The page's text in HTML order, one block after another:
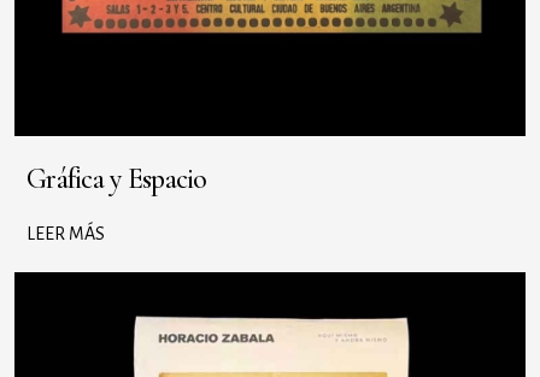
Gráfica y Espacio
LEER MÁS